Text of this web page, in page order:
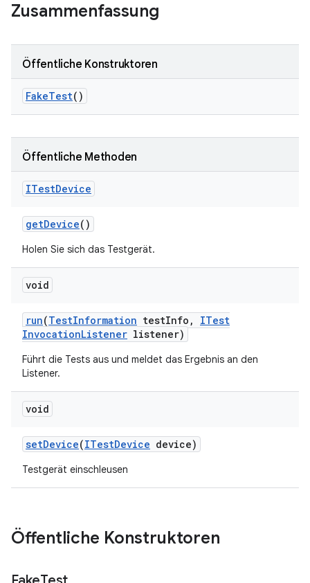
Zusammenfassung
Öffentliche Konstruktoren
FakeTest()
Öffentliche Methoden
ITestDevice
getDevice()
Holen Sie sich das Testgerät.
void
run(TestInformation testInfo ,
ITest
InvocationListener listener)
Führt die Tests aus und meldet das Ergebnis an den
Listener.
void
setDevice(ITestDevice device)
Testgerät einschleusen
Öffentliche Konstruktoren